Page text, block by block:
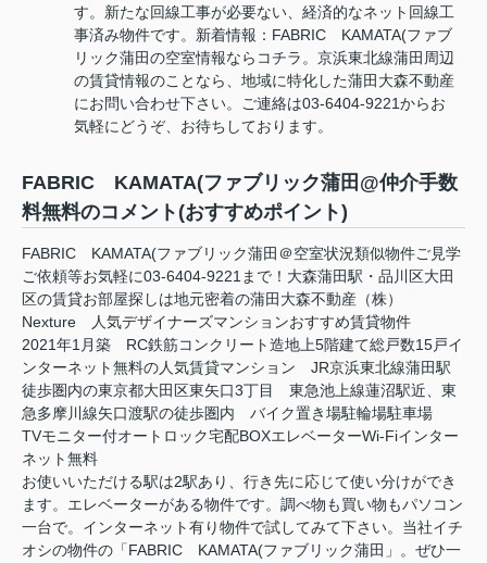
す。新たな回線工事が必要ない、経済的なネット回線工
事済み物件です。新着情報：FABRIC KAMATA(ファブ
リック蒲田の空室情報ならコチラ。京浜東北線蒲田周辺
の賃貸情報のことなら、地域に特化した蒲田大森不動産
にお問い合わせ下さい。ご連絡は03-6404-9221からお
気軽にどうぞ、お待ちしております。
FABRIC KAMATA(ファブリック蒲田@仲介手数
料無料のコメント(おすすめポイント)
FABRIC KAMATA(ファブリック蒲田＠空室状況類似物件ご見学
ご依頼等お気軽に03-6404-9221まで！大森蒲田駅・品川区大田
区の賃貸お部屋探しは地元密着の蒲田大森不動産（株）
Nexture 人気デザイナーズマンションおすすめ賃貸物件
2021年1月築 RC鉄筋コンクリート造地上5階建て総戸数15戸イ
ンターネット無料の人気賃貸マンション JR京浜東北線蒲田駅
徒歩圏内の東京都大田区東矢口3丁目 東急池上線蓮沼駅近、東
急多摩川線矢口渡駅の徒歩圏内 バイク置き場駐輪場駐車場
TVモニター付オートロック宅配BOXエレベーターWi-Fiインター
ネット無料
お使いいただける駅は2駅あり、行き先に応じて使い分けができ
ます。エレベーターがある物件です。調べ物も買い物もパソコン
一台で。インターネット有り物件で試してみて下さい。当社イチ
オシの物件の「FABRIC KAMATA(ファブリック蒲田」。ぜひ一